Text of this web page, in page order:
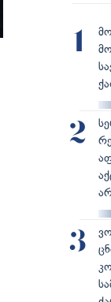
1
2
3